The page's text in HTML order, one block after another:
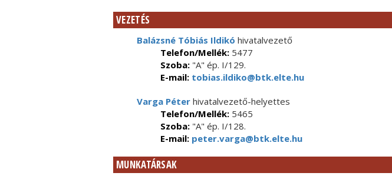
VEZETÉS
Balázsné Tóbiás Ildikó hivatalvezető
Telefon/Mellék: 5477
Szoba: "A" ép. I/129.
E-mail: tobias.ildiko@btk.elte.hu
Varga Péter hivatalvezető-helyettes
Telefon/Mellék: 5465
Szoba: "A" ép. I/128.
E-mail: peter.varga@btk.elte.hu
MUNKATÁRSAK